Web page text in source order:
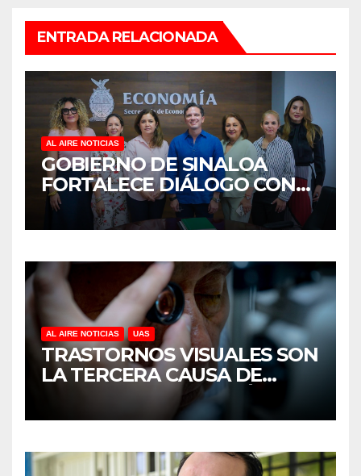
ENTRADA RELACIONADA
AL AIRE NOTICIAS
GOBIERNO DE SINALOA
FORTALECE DIÁLOGO CON
MUJERES EMPRESARIAS DE
CULIACÁN
AL AIRE NOTICIAS UAS
TRASTORNOS VISUALES SON
LA TERCERA CAUSA DE
DISCAPACIDAD EN MÉXICO,
REVELA ESTUDIO DEL